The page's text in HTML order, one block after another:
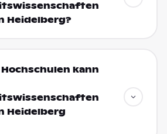
Heidelberg?
kann
Heidelberg